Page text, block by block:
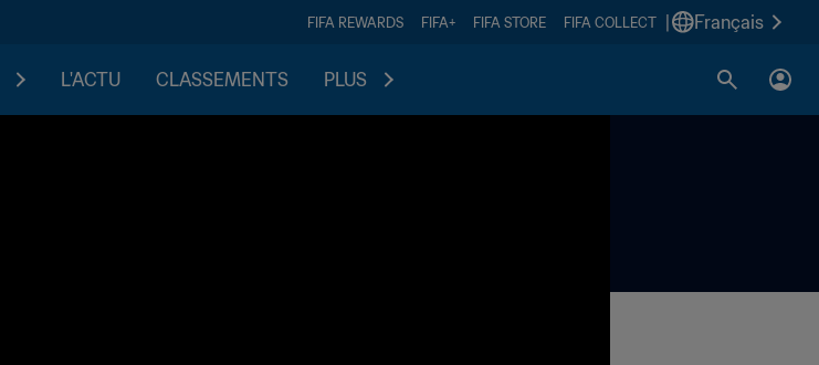
FIFA REWARDS FIFA+ FIFA STORE FIFA COLLECT Français
L'ACTU CLASSEMENTS PLUS